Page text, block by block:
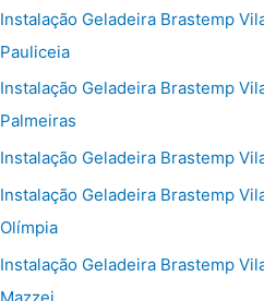
Instalação Geladeira Brastemp
Pauliceia
Instalação Geladeira Brastemp
Palmeiras
Instalação Geladeira Brastemp
Instalação Geladeira Brastemp
Olímpia
Instalação Geladeira Brastemp
Mazzei